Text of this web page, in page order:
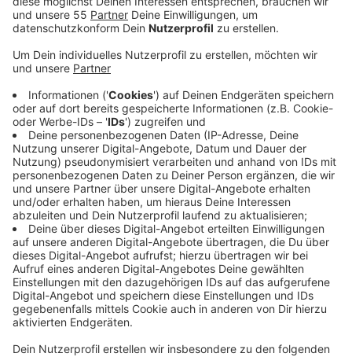
Bahnen kontrolliert.
des Verkehrsministeriums, der Eisenbahn-
Veröffentlicht:Sonntag, 23.08.2020 08:48
Anzeige
Wer in Bus und Bahn keinen Mund-Nasen-Schutz trägt,
muss an der nächsten Station aussteigem und riskiert
ein Bußgeld von 150 Euro. Die Aktion wird von der
Bundespolizei begleitet und unterstützt.
Eine Maskenpflicht in Bus, Bahn und auf allen
Bahnhöfen gilt bereits seit Ende April.
Das Ziel sei die maximale Sicherheit der Fahrgäste, so